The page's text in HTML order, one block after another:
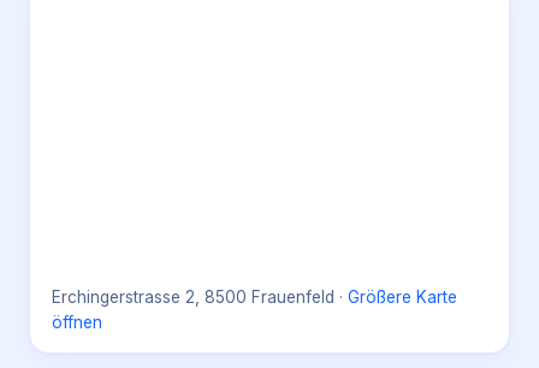
Erchingerstrasse 2, 8500 Frauenfeld · Größere Karte
öffnen